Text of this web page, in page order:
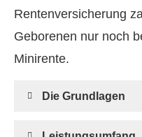
Rentenversicherung
Geborenen nur noch
Minirente.
Die Grundlagen